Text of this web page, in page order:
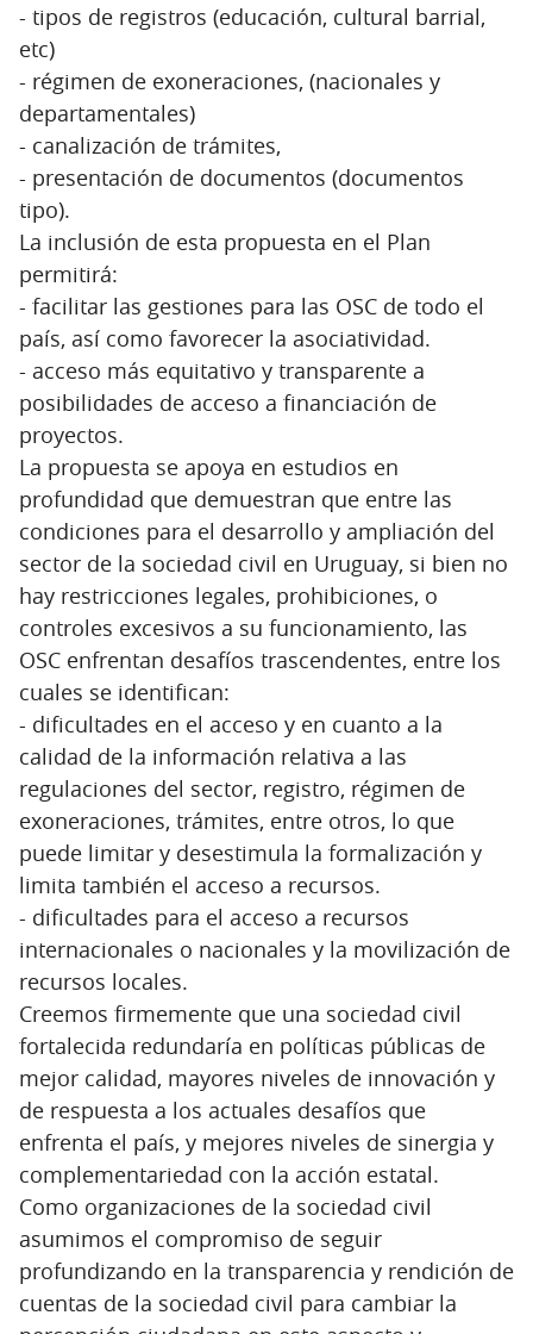
- tipos de registros (educación, cultural barrial,
etc)
- régimen de exoneraciones, (nacionales y
departamentales)
- canalización de trámites,
- presentación de documentos (documentos
tipo).
La inclusión de esta propuesta en el Plan
permitirá:
- facilitar las gestiones para las OSC de todo el
país, así como favorecer la asociatividad.
- acceso más equitativo y transparente a
posibilidades de acceso a financiación de
proyectos.
La propuesta se apoya en estudios en
profundidad que demuestran que entre las
condiciones para el desarrollo y ampliación del
sector de la sociedad civil en Uruguay, si bien no
hay restricciones legales, prohibiciones, o
controles excesivos a su funcionamiento, las
OSC enfrentan desafíos trascendentes, entre los
cuales se identifican:
- dificultades en el acceso y en cuanto a la
calidad de la información relativa a las
regulaciones del sector, registro, régimen de
exoneraciones, trámites, entre otros, lo que
puede limitar y desestimula la formalización y
limita también el acceso a recursos.
- dificultades para el acceso a recursos
internacionales o nacionales y la movilización de
recursos locales.
Creemos firmemente que una sociedad civil
fortalecida redundaría en políticas públicas de
mejor calidad, mayores niveles de innovación y
de respuesta a los actuales desafíos que
enfrenta el país, y mejores niveles de sinergia y
complementariedad con la acción estatal.
Como organizaciones de la sociedad civil
asumimos el compromiso de seguir
profundizando en la transparencia y rendición de
cuentas de la sociedad civil para cambiar la